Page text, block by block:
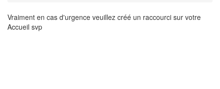
Vraiment en cas d'urgence veuillez créé un raccourci sur votre
Accueil svp